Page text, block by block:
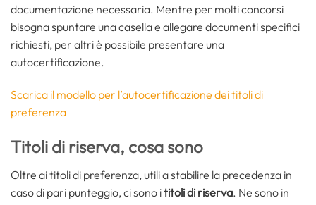
documentazione necessaria. Mentre per molti concorsi
bisogna spuntare una casella e allegare documenti specifici
richiesti, per altri è possibile presentare una
autocertificazione.
Scarica il modello per l’autocertificazione dei titoli di
preferenza
Titoli di riserva, cosa sono
Oltre ai titoli di preferenza, utili a stabilire la precedenza in
caso di pari punteggio, ci sono ititoli di riserva. Ne sono in